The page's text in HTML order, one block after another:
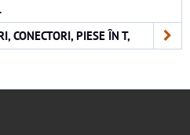
CONECTORI, PIESE ÎN T,